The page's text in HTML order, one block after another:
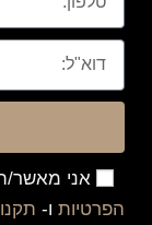
אני מאשר/
הפרטיות ו-